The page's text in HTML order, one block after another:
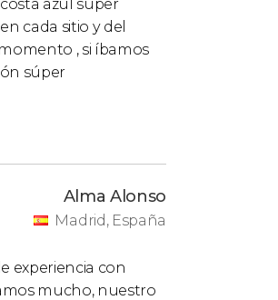
azul súper
cada sitio y del
, si íbamos
súper
Alma Alonso
Madrid, España
experiencia con
mucho, nuestro